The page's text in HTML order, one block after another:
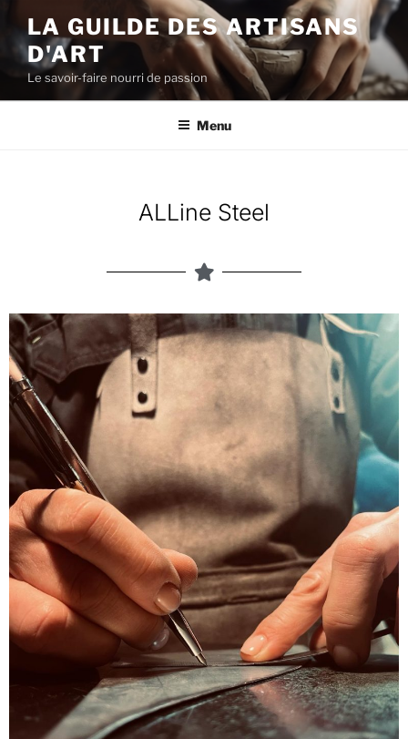
LA GUILDE DES ARTISANS
D'ART
Le savoir-faire nourri de passion
Menu
ALLine Steel